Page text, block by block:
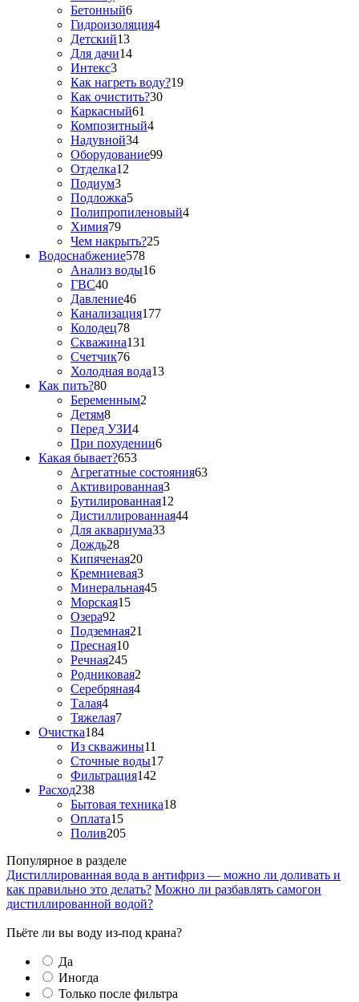
Бетонный6
Гидроизоляция4
Детский13
Для дачи14
Интекс3
Как нагреть воду?19
Как очистить?30
Каркасный61
Композитный4
Надувной34
Оборудование99
Отделка12
Подиум3
Подложка5
Полипропиленовый4
Химия79
Чем накрыть?25
Водоснабжение578
Анализ воды16
ГВС40
Давление46
Канализация177
Колодец78
Скважина131
Счетчик76
Холодная вода13
Как пить?80
Беременным2
Детям8
Перед УЗИ4
При похудении6
Какая бывает?653
Агрегатные состояния63
Активированная3
Бутилированная12
Дистиллированная44
Для аквариума33
Дождь28
Кипяченая20
Кремниевая3
Минеральная45
Морская15
Озера92
Подземная21
Пресная10
Речная245
Родниковая2
Серебряная4
Талая4
Тяжелая7
Очистка184
Из скважины11
Сточные воды17
Фильтрация142
Расход238
Бытовая техника18
Оплата15
Полив205
Популярное в разделе
Дистиллированная вода в антифриз — можно ли доливать и
как правильно это делать? Можно ли разбавлять самогон
дистиллированной водой?
Пьёте ли вы воду из-под крана?
Да
Иногда
Только после фильтра